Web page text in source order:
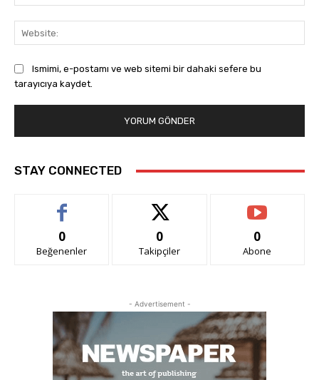
Ismimi, e-postamı ve web sitemi bir dahaki sefere bu
tarayıcıya kaydet.
STAY CONNECTED
0
Beğenenler
0
Takipçiler
0
Abone
- Advertisement -